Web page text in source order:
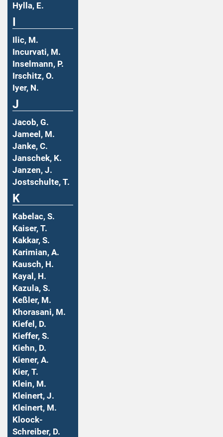
Hylla, E.
Ilic, M.
Incurvati, M.
Inselmann, P.
Irschitz, O.
Iyer, N.
J
Jacob, G.
Jameel, M.
Janke, C.
Janschek, K.
Janzen, J.
Jostschulte, T.
K
Kabelac, S.
Kaiser, T.
Kakkar, S.
Karimian, A.
Kausch, H.
Kayal, H.
Kazula, S.
Keßler, M.
Khorasani, M.
Kiefel, D.
Kieffer, S.
Kiehn, D.
Kiener, A.
Kier, T.
Klein, M.
Kleinert, J.
Kleinert, M.
Kloock-
Schreiber, D.